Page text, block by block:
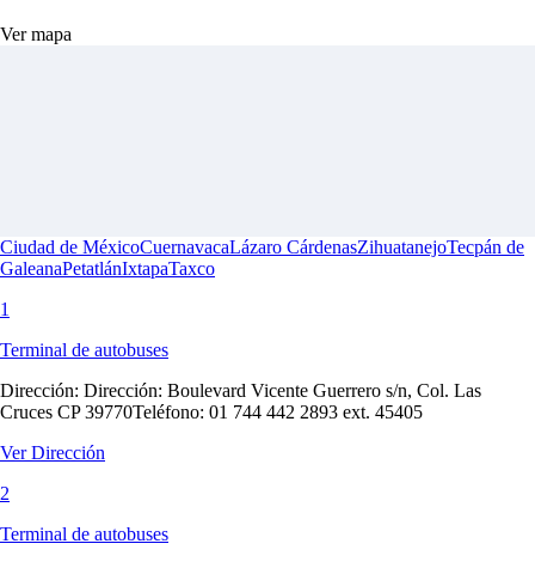
Ver mapa
Ciudad de MéxicoCuernavacaLázaro CárdenasZihuatanejoTecpán de
GaleanaPetatlánIxtapaTaxco
1
Terminal de autobuses
Dirección: Dirección: Boulevard Vicente Guerrero s/n, Col. Las
Cruces CP 39770Teléfono: 01 744 442 2893 ext. 45405
Ver Dirección
2
Terminal de autobuses